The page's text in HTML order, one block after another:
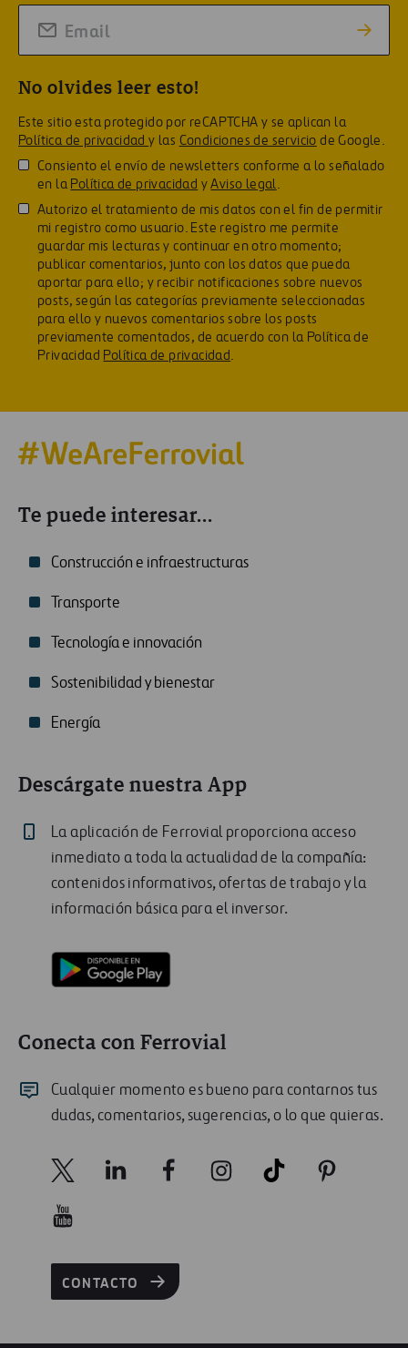
No olvides leer esto!
Este sitio esta protegido por reCAPTCHA y se aplican la
Política de privacidady las Condiciones de servicio de Google.
Consiento el envío de newsletters conforme a lo señalado
en la Política de privacidad yAviso legal.
Autorizo el tratamiento de mis datos con el fin de permitir
mi registro como usuario. Este registro me permite
guardar mis lecturas y continuar en otro momento;
publicar comentarios, junto con los datos que pueda
aportar para ello; y recibir notificaciones sobre nuevos
posts, según las categorías previamente seleccionadas
para ello y nuevos comentarios sobre los posts
previamente comentados, de acuerdo con la Política de
Privacidad Política de privacidad.
Te puede interesar...
Construcción e infraestructuras
Transporte
Tecnología e innovación
Sostenibilidad y bienestar
Energía
Descárgate nuestra App
La aplicación de Ferrovial proporciona acceso
inmediato a toda la actualidad de la compañía:
contenidos informativos, ofertas de trabajo y la
información básica para el inversor.
Conecta con Ferrovial
Cualquier momento es bueno para contarnos tus
dudas, comentarios, sugerencias, o lo que quieras.
CONTACTO